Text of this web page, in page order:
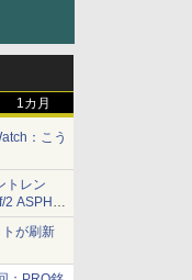
1カ月
：こう
トレン
2 ASPH.
トが刷新